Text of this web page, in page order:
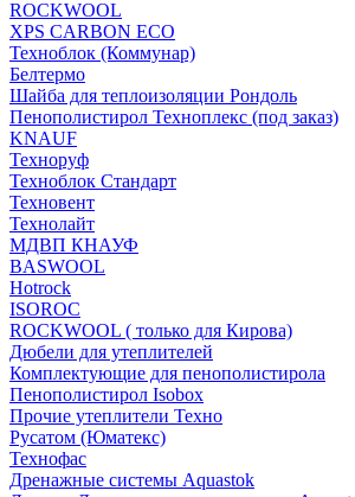
ROCKWOOL
XPS CARBON ECO
Техноблок (Коммунар)
Белтермо
Шайба для теплоизоляции Рондоль
Пенополистирол Техноплекс (под заказ)
KNАUF
Технoруф
Техноблок Стандарт
Техновент
Технолайт
МДВП КНАУФ
BASWOOL
Hotrock
ISOROC
ROCKWOOL ( только для Кирова)
Дюбели для утеплителей
Комплектующие для пенополистирола
Пенополистирол Isobox
Прочие утеплители Техно
Русатом (Юматекс)
Технофас
Дренажные системы Aquastok